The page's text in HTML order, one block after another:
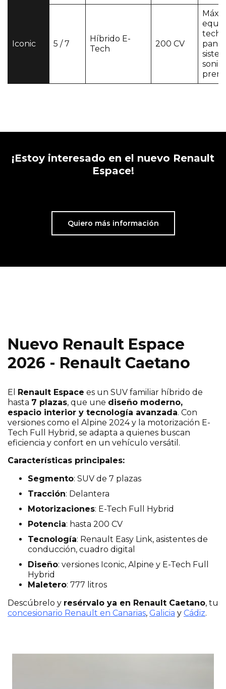
Iconic 5 / 7
Híbrido E-
Tech
200 CV
techo
¡Estoy interesado en el nuevo Renault
Espace!
Quiero más información
Nuevo Renault Espace
2026 - Renault Caetano
El Renault Espace es un SUV familiar híbrido de
hasta 7 plazas, que une diseño moderno,
espacio interior y tecnología avanzada. Con
versiones como el Alpine 2024 y la motorización E-
Tech Full Hybrid, se adapta a quienes buscan
eficiencia y confort en un vehículo versátil.
Características principales:
Segmento: SUV de 7 plazas
Tracción: Delantera
Motorizaciones: E-Tech Full Hybrid
Potencia: hasta 200 CV
Tecnología: Renault Easy Link, asistentes de
conducción, cuadro digital
Diseño: versiones Iconic, Alpine y E-Tech Full
Hybrid
Maletero: 777 litros
Descúbrelo y resérvalo ya en Renault Caetano, tu
concesionario Renault en Canarias, Galicia y Cádiz.